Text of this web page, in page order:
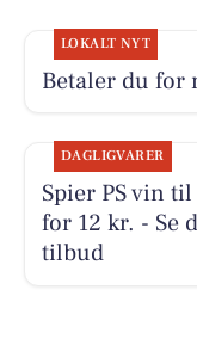
LOKALT NYT
Betaler du for
DAGLIGVARER
Spier PS vin
for 12 kr. - Se
tilbud